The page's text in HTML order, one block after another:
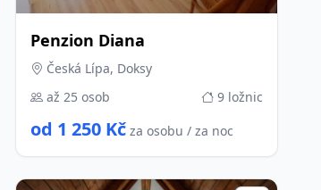
Penzion Diana
Česká Lípa, Doksy
až 25 osob
9 ložnic
od 1 250 Kč za osobu / za noc